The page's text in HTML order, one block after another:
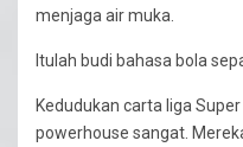
menjaga air muka.
Itulah budi bahasa bola
Kedudukan carta liga
powerhouse sangat.